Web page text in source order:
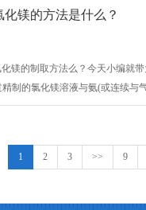
净化工艺。
镁的方法是什么？
镁的制取方法么？今天小编就带
制的氯化镁溶液与氨(或连续与
水洗、枯燥、锻烧制得氢氧化
1 2 3 >> 9